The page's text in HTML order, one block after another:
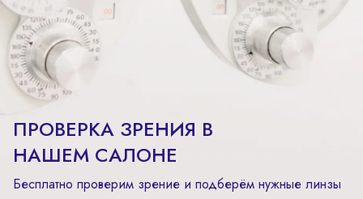
ПРОВЕРКА ЗРЕНИЯ В
НАШЕМ САЛОНЕ
Бесплатно проверим зрение и подберём нужные линзы